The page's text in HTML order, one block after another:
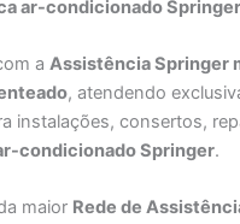
ar-condicionado Springer
aAssistência Springer
, atendendo
instalações, consertos,
condicionado Springer.
maior Rede de